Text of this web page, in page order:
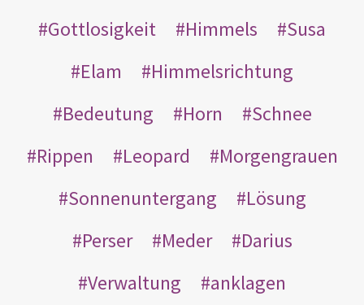
Gottlosigkeit
Himmels
Susa
Elam
Himmelsrichtung
Bedeutung
Horn
Schnee
Rippen
Leopard
Morgengrauen
Sonnenuntergang
Lösung
Perser
Meder
Darius
Verwaltung
anklagen